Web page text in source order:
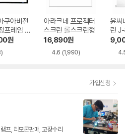
쿠아비전
프레임 스
시리
젼원단
원
아라크네 프로젝터
스크린 롤스크린형
16,890원
4.6 (1,990)
윤씨
린
가입신청
프, 리모콘판매, 고장수리